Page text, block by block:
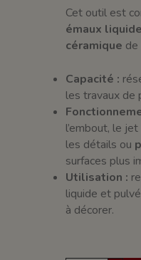
Cet outil est
émaux
céramique
Capacité :
les travaux de
l’embout, le
les détails ou
surfaces plus
Utilisation :
liquide et
à décorer.